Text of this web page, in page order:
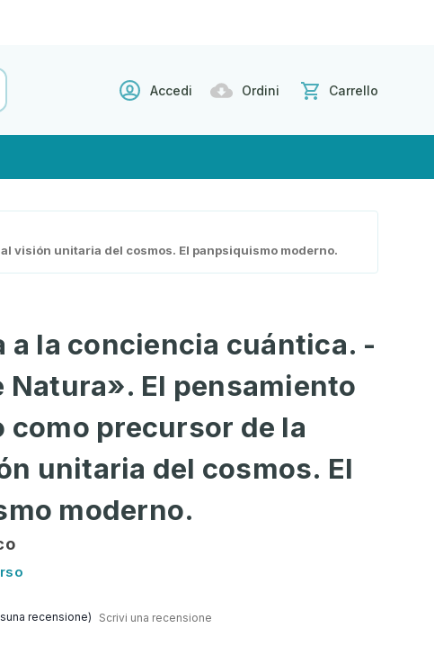
Accedi Ordini Carrello
visión unitaria del cosmos. El panpsiquismo moderno.
a la conciencia cuántica. -
Natura». El pensamiento
como precursor de la
unitaria del cosmos. El
moderno.
recensione) Scrivi una recensione